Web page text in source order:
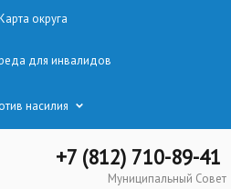
округа
для инвалидов
насилия
+7 (812) 710-89-41
Муниципальный Совет